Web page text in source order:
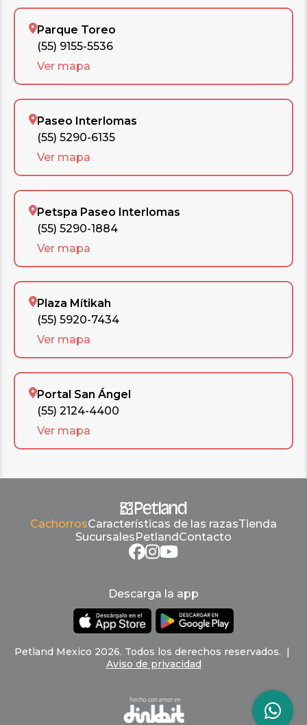
Parque Toreo
(55) 9155-5536
Ver mapa
Paseo Interlomas
(55) 5290-6135
Ver mapa
Petspa Paseo Interlomas
(55) 5290-1884
Ver mapa
Plaza Mítikah
(55) 5920-7434
Ver mapa
Portal San Ángel
(55) 2124-4400
Ver mapa
CachorrosCaracterísticas de las razasTienda
Sucursales Petland Contacto
Descarga la app
Petland Mexico 2026. Todos los derechos reservados. |
Aviso de privacidad